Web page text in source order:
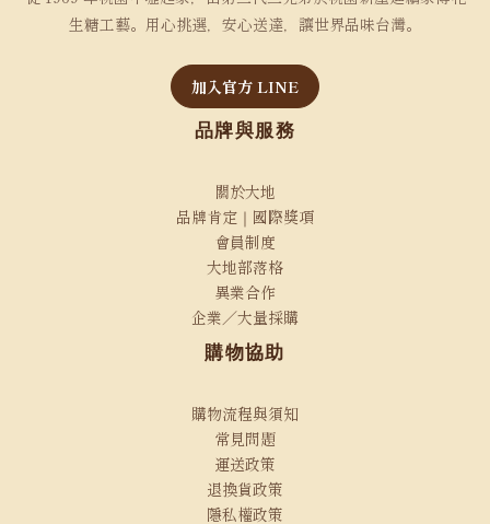
生糖工藝。用心挑選，安心送達，讓世界品味台灣。
加入官方 LINE
品牌與服務
關於大地
品牌肯定｜國際獎項
會員制度
大地部落格
異業合作
企業／大量採購
購物協助
購物流程與須知
常見問題
運送政策
退換貨政策
隱私權政策